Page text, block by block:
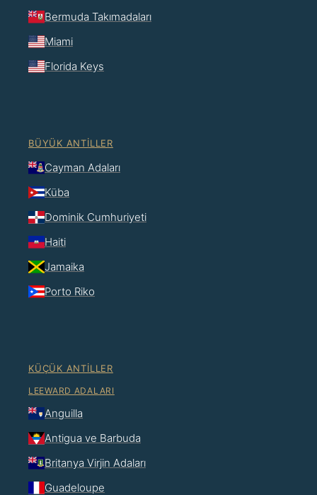
Bermuda Takımadaları
Miami
Florida Keys
BÜYÜK ANTILLER
Cayman Adaları
Küba
Dominik Cumhuriyeti
Haiti
Jamaika
Porto Riko
KÜÇÜK ANTILLER
LEEWARD ADALARI
Anguilla
Antigua ve Barbuda
Britanya Virjin Adaları
Guadeloupe